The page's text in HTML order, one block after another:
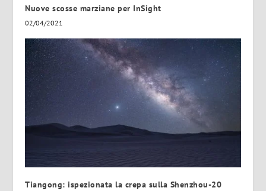
Nuove scosse marziane per InSight
02/04/2021
Tiangong: ispezionata la crepa sulla Shenzhou-20